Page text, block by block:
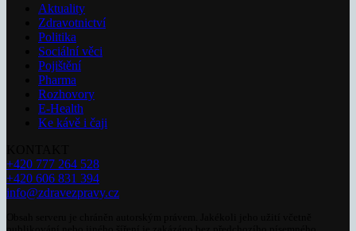
Aktuality
Zdravotnictví
Politika
Sociální věci
Pojištění
Pharma
Rozhovory
E-Health
Ke kávě i čaji
+420 777 264 528
+420 606 831 394
info@zdravezpravy.cz